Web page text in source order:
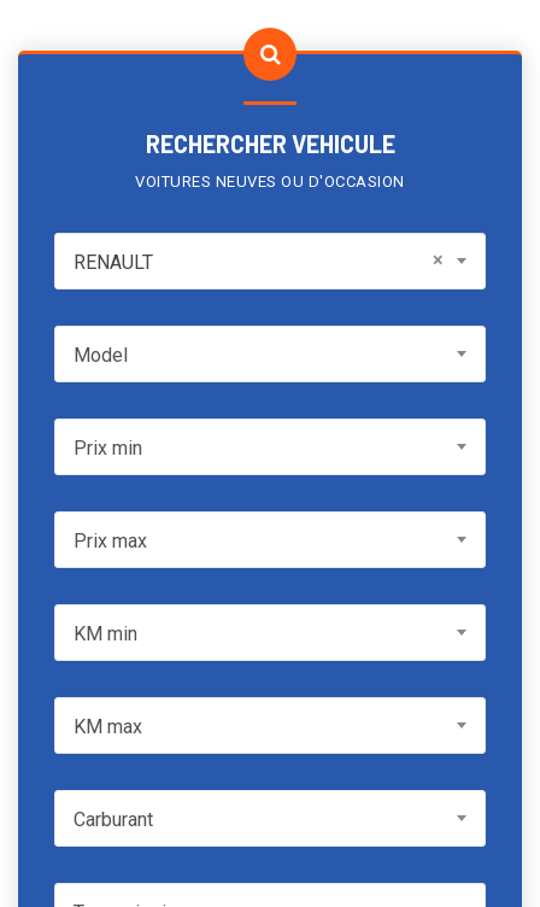
RECHERCHER VEHICULE
VOITURES NEUVES OU D'OCCASION
RENAULT ×
RENAULT
ModelModel
Prix minPrix min
Prix maxPrix max
KM min
KM max
CarburantCarburant